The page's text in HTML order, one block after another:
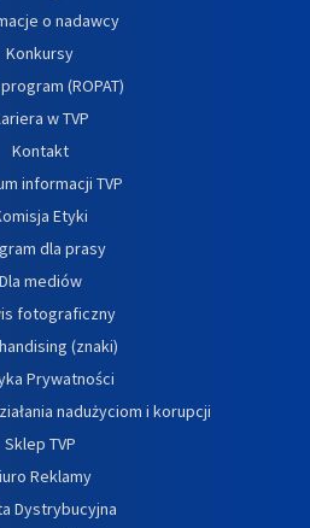
o nadawcy
Konkursy
(ROPAT)
w TVP
Kontakt
informacji TVP
Etyki
dla prasy
Dla mediów
fotograficzny
(znaki)
Prywatności
nadużyciom i korupcji
Sklep TVP
Reklamy
Dystrybucyjna